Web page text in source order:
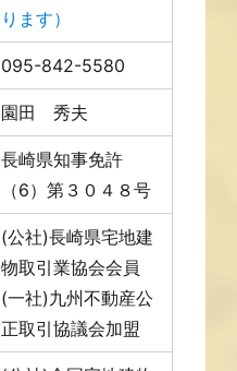
ります）
095-842-5580
園田 秀夫
長崎県知事免許
（6）第３０４８号
(公社)長崎県宅地建
物取引業協会会員
(一社)九州不動産公
正取引協議会加盟